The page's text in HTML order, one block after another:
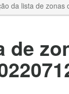
da lista de
de